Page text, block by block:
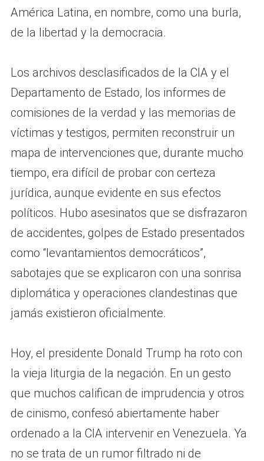
América Latina, en nombre, como una burla,
de la libertad y la democracia.
Los archivos desclasificados de la CIA y el
Departamento de Estado, los informes de
comisiones de la verdad y las memorias de
víctimas y testigos, permiten reconstruir un
mapa de intervenciones que, durante mucho
tiempo, era difícil de probar con certeza
jurídica, aunque evidente en sus efectos
políticos. Hubo asesinatos que se disfrazaron
de accidentes, golpes de Estado presentados
como “levantamientos democráticos”,
sabotajes que se explicaron con una sonrisa
diplomática y operaciones clandestinas que
jamás existieron oficialmente.
Hoy, el presidente Donald Trump ha roto con
la vieja liturgia de la negación. En un gesto
que muchos califican de imprudencia y otros
de cinismo, confesó abiertamente haber
ordenado a la CIA intervenir en Venezuela. Ya
no se trata de un rumor filtrado ni de